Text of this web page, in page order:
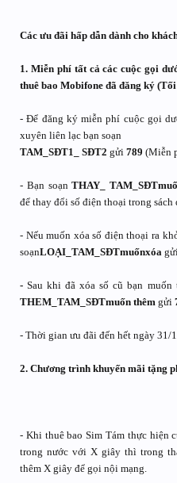
Các ưu đãi hấp dẫn dành cho
1. Miễn phí tất cả các cuộc gọi
thuê bao Mobifone đã đăng ký
- Để đăng ký miễn phí cuộc gọi
xuyên liên lạc bạn soạn
TAM_SĐT1_ SĐT2 gửi 789 (Miễn
- Bạn soạnTHAY_
để thay đổi số điện thoại trong
- Nếu muốn xóa số điện thoại ra
soạnLOẠI_TAM_SĐTmuốnxóa
-Sau khi đã xóa số cũ bạn muốn
THEM_TAM_SĐTmuốn thêm gửi
- Thời gian ưu đãi đến hết ngày 31/
2. Chương trình khuyến mãi tặng
- Khi thuê bao Sim Tám thực hiện
trong nước với X giây thì trong
thêm X giây để gọi nội mạng.